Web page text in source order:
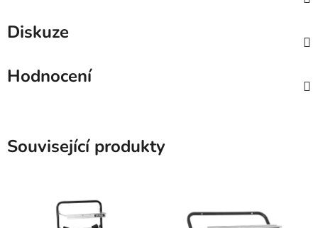
Diskuze
Hodnocení
Související produkty